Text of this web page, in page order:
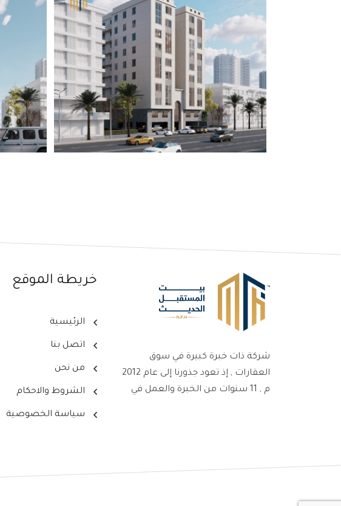
شركة ذات خبرة كبيرة في سوق
العقارات , إذ تعود جذورنا إلى عام 2012
م , 11 سنوات من الخبرة والعمل في
خريطة الموقع
الرئيسية
اتصل بنا
من نحن
الشروط والاحكام
سياسة الخصوصية